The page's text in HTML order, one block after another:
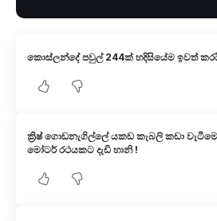
කොස්ලන්දේ පවුල් 244ක් හදිසියේම ඉවත්
ක්‍රිෂ් ගොඩනැගිල්ලේ යකඩ කැබලි කඩා
මෝටර් රථයකට දැඩි හානි !